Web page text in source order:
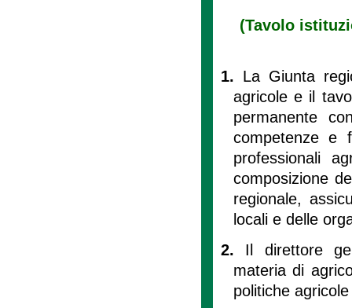
(Tavolo
1. La Giunta
agricole e il
permanente
competenze e
professionali
composizione
regionale,
locali e delle
2. Il direttore
materia di
politiche